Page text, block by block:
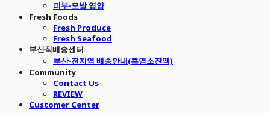
피부·모발 영양
Fresh Foods
Fresh Produce
Fresh Seafood
부산직배송센터
부산·전지역 배송안내(흑염소진액)
Community
Contact Us
REVIEW
Customer Center